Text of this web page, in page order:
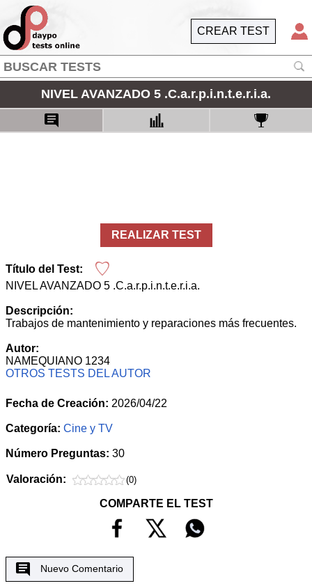
CREAR TEST
NIVEL AVANZADO 5 .C.a.r.p.i.n.t.e.r.i.a.
REALIZAR TEST
Título del Test:
NIVEL AVANZADO 5 .C.a.r.p.i.n.t.e.r.i.a.
Descripción:
Trabajos de mantenimiento y reparaciones más frecuentes.
Autor:
NAMEQUIANO 1234
OTROS TESTS DEL AUTOR
Fecha de Creación: 2026/04/22
Categoría: Cine y TV
Número Preguntas: 30
Valoración: (0)
COMPARTE EL TEST
Nuevo Comentario